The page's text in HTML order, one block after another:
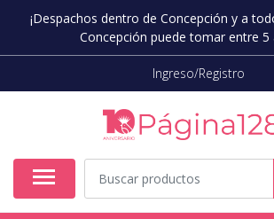
¡Despachos dentro de Concepción y a
Concepción puede tomar entre 5
Ingreso/Registro